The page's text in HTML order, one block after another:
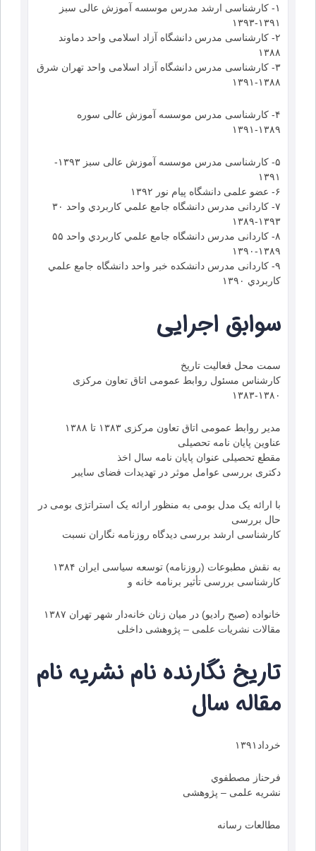
۱- کارشناسی ارشد مدرس موسسه آموزش عالی سبز
۱۳۹۱-۱۳۹۳
۲- کارشناسی مدرس دانشگاه آزاد اسلامی واحد دماوند
۱۳۸۸
۳- کارشناسی مدرس دانشگاه آزاد اسلامی واحد تهران شرق
۱۳۹۱-۱۳۸۸
۴- کارشناسی مدرس موسسه آموزش عالی سوره
۱۳۹۱-۱۳۸۹
۵- کارشناسی مدرس موسسه آموزش عالی سبز ۱۳۹۳-
۱۳۹۱
۶- عضو علمی دانشگاه پیام نور ۱۳۹۲
۷- کاردانی مدرس دانشگاه جامع علمي كاربردي واحد ۳۰
۱۳۹۳-۱۳۸۹
۸- کاردانی مدرس دانشگاه جامع علمي كاربردي واحد ۵۵
۱۳۸۹-۱۳۹۰
۹- کاردانی مدرس دانشکده خبر واحد دانشگاه جامع علمي
كاربردي ۱۳۹۰
سوابق اجرایی
سمت محل فعالیت تاریخ
کارشناس مسئول روابط عمومی اتاق تعاون مرکزی
۱۳۸۳-۱۳۸۰
مدير روابط عمومی اتاق تعاون مرکزی ۱۳۸۳ تا ۱۳۸۸
عناوین پایان نامه تحصیلی
مقطع تحصیلی عنوان پایان نامه سال اخذ
دکتری بررسی عوامل موثر در تهدیدات فضای سایبر
با ارائه یک مدل بومی به منظور ارائه یک استراتژی بومی در
حال بررسی
کارشناسی ارشد بررسی دیدگاه روزنامه نگاران نسبت
به نقش مطبوعات (روزنامه) توسعه سیاسی ایران ۱۳۸۴
کارشناسی بررسی تأثیر برنامه خانه و
خانواده (صبح رادیو) در میان زنان خانه‌دار شهر تهران ۱۳۸۷
مقالات نشریات علمی – پژوهشی داخلی
تاریخ نگارنده نام نشريه نام
مقاله سال
خرداد۱۳۹۱
فرحناز مصطفوي
نشریه علمی – پژوهشی
مطالعات رسانه